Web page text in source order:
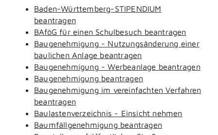
Baden-Württemberg-STIPENDIUM
beantragen
BAföG für einen Schulbesuch beantragen
Baugenehmigung - Nutzungsänderung einer
baulichen Anlage beantragen
Baugenehmigung - Werbeanlage beantragen
Baugenehmigung beantragen
Baugenehmigung im vereinfachten Verfahren
beantragen
Baulastenverzeichnis - Einsicht nehmen
Baumfällgenehmigung beantragen